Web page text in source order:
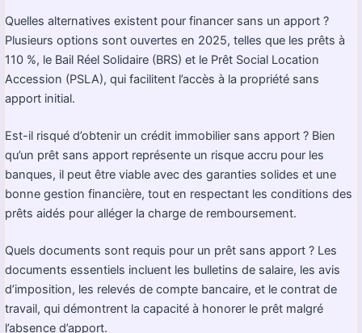
Quelles alternatives existent pour financer sans un apport ?
Plusieurs options sont ouvertes en 2025, telles que les prêts à
110 %, le Bail Réel Solidaire (BRS) et le Prêt Social Location
Accession (PSLA), qui facilitent l’accès à la propriété sans
apport initial.
Est-il risqué d’obtenir un crédit immobilier sans apport ? Bien
qu’un prêt sans apport représente un risque accru pour les
banques, il peut être viable avec des garanties solides et une
bonne gestion financière, tout en respectant les conditions des
prêts aidés pour alléger la charge de remboursement.
Quels documents sont requis pour un prêt sans apport ? Les
documents essentiels incluent les bulletins de salaire, les avis
d’imposition, les relevés de compte bancaire, et le contrat de
travail, qui démontrent la capacité à honorer le prêt malgré
l’absence d’apport.